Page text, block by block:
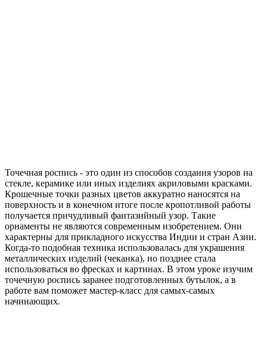
Точечная роспись - это один из способов создания узоров на
стекле, керамике или иных изделиях акриловыми красками.
Крошечные точки разных цветов аккуратно наносятся на
поверхность и в конечном итоге после кропотливой работы
получается причудливый фантазийный узор. Такие
орнаменты не являются современным изобретением. Они
характерны для прикладного искусства Индии и стран Азии.
Когда-то подобная техника использовалась для украшения
металлических изделий (чеканка), но позднее стала
использоваться во фресках и картинах. В этом уроке изучим
точечную роспись заранее подготовленных бутылок, а в
работе вам поможет мастер-класс для самых-самых
начинающих.